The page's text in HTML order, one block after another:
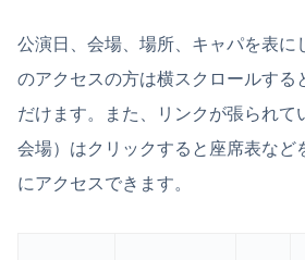
公演日、会場、場所、キャパを表に
のアクセスの方は横スクロールする
だけます。また、リンクが張られて
会場）はクリックすると座席表など
にアクセスできます。